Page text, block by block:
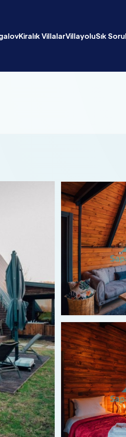
Kiralık VillalarVillayoluSık